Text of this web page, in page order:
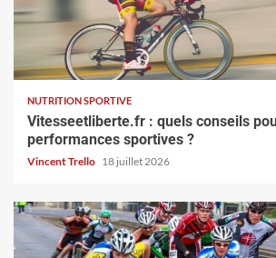
NUTRITION SPORTIVE
Vitesseetliberte.fr : quels conseils
performances sportives ?
Vincent Trello 18 juillet 2026